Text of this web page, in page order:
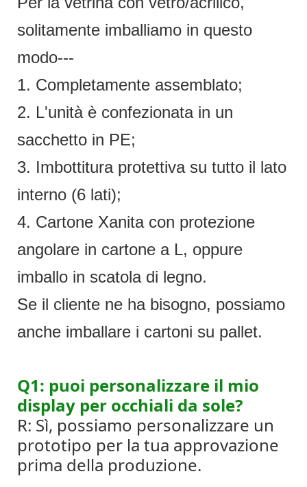
solitamente imballiamo in questo
modo---
1. Completamente assemblato;
2. L'unità è confezionata in un
sacchetto in PE;
3. Imbottitura protettiva su tutto il lato
interno (6 lati);
4. Cartone Xanita con protezione
angolare in cartone a L, oppure
imballo in scatola di legno.
Se il cliente ne ha bisogno, possiamo
anche imballare i cartoni su pallet.
Q1: puoi personalizzare il mio
display per occhiali da sole?
R: Sì, possiamo personalizzare un
prototipo per la tua approvazione
prima della produzione.